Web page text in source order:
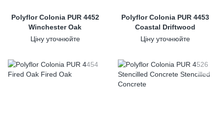
Polyflor Colonia PUR 4452
Winchester Oak
Ціну уточнюйте
Polyflor Colonia PUR 4453
Coastal Driftwood
Ціну уточнюйте